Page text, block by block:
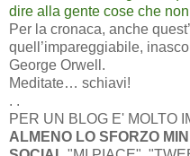
dire alla gente cose che
Per la cronaca, anche
quell’impareggiabile,
George Orwell.
Meditate… schiavi!
. .
PER UN BLOG E' MOLTO
ALMENO LO SFORZO